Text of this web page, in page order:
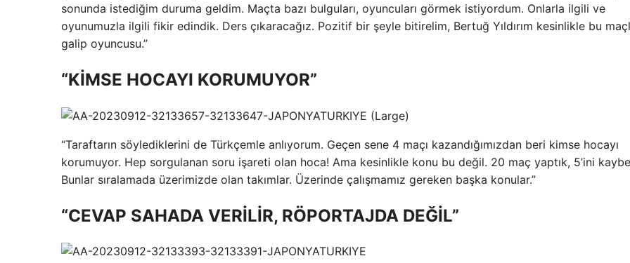
sonunda istediğim duruma geldim. Maçta bazı bulguları, oyuncuları görmek istiyordum. Onlarla ilgili ve
oyunumuzla ilgili fikir edindik. Ders çıkaracağız. Pozitif bir şeyle bitirelim, Bertuğ Yıldırım kesinlikle bu
galip oyuncusu.”
“KİMSE HOCAYI KORUMUYOR”
“Taraftarın söylediklerini de Türkçemle anlıyorum. Geçen sene 4 maçı kazandığımızdan beri kimse hocayı
korumuyor. Hep sorgulanan soru işareti olan hoca! Ama kesinlikle konu bu değil. 20 maç yaptık, 5’ini
Bunlar sıralamada üzerimizde olan takımlar. Üzerinde çalışmamız gereken başka konular.”
“CEVAP SAHADA VERİLİR, RÖPORTAJDA DEĞİL”